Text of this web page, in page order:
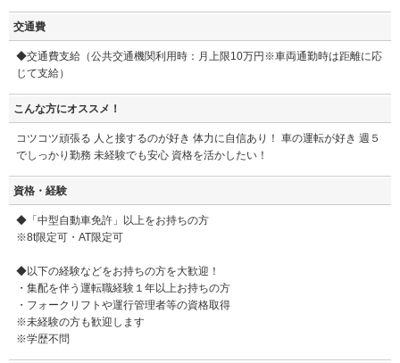
交通費
◆交通費支給（公共交通機関利用時：月上限10万円※車両通勤時は距離に応
じて支給）
こんな方にオススメ！
コツコツ頑張る 人と接するのが好き 体力に自信あり！ 車の運転が好き 週５
でしっかり勤務 未経験でも安心 資格を活かしたい！
資格・経験
◆「中型自動車免許」以上をお持ちの方
※8t限定可・AT限定可
◆以下の経験などをお持ちの方を大歓迎！
・集配を伴う運転職経験１年以上お持ちの方
・フォークリフトや運行管理者等の資格取得
※未経験の方も歓迎します
※学歴不問